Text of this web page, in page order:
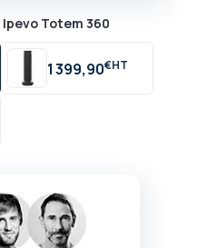
Ipevo Totem 360
1 399,90€